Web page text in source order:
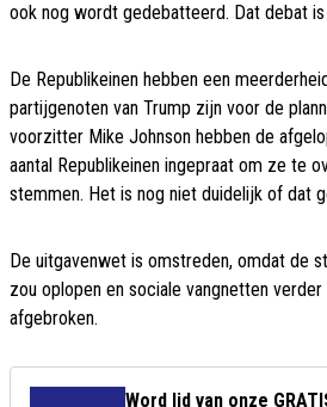
ook nog wordt gedebatteerd. Dat debat is
De Republikeinen hebben een
partijgenoten van Trump zijn voor de
voorzitter Mike Johnson hebben de
aantal Republikeinen ingepraat om ze te
stemmen. Het is nog niet duidelijk of dat
De uitgavenwet is omstreden, omdat de
zou oplopen en sociale vangnetten
afgebroken.
Word lid van onze